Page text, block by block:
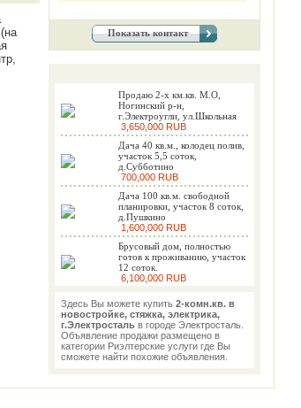
Показать контакт
Продаю 2-х км.кв. М.О,
Ногинский р-н,
г.Электроугли, ул.Школьная
3,650,000 RUB
Дача 40 кв.м., колодец полив,
участок 5,5 соток,
д.Субботино
700,000 RUB
Дача 100 кв.м. свободной
планировки, участок 8 соток,
д.Пушкино
1,600,000 RUB
Брусовый дом, полностью
готов к проживанию, участок
12 соток.
6,100,000 RUB
Здесь Вы можете купить 2-комн.кв. в
новостройке, стяжка, электрика,
г.Электросталь в городе Электросталь.
Объявление продажи размещено в
категории Риэлтерские услуги где Вы
сможете найти похожие объявления.